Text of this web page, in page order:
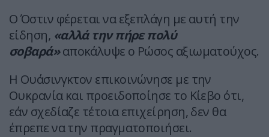
Ο Όστιν φέρεται να εξεπλάγη με αυτή την
είδηση, «αλλά την πήρε πολύ
σοβαρά»αποκάλυψε ο Ρώσος αξιωματούχος.
Η Ουάσινγκτον επικοινώνησε με την
Ουκρανία και προειδοποίησε το Κίεβο ότι,
εάν σχεδίαζε τέτοια επιχείρηση, δεν θα
έπρεπε να την πραγματοποιήσει.